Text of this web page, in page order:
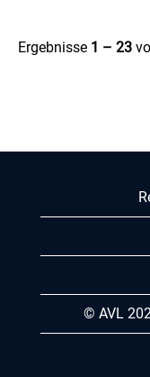
Ergebnisse 1 – 23
© AVL